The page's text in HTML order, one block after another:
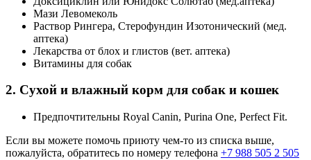
Мази Левомеколь
Раствор Рингера, Стерофундин Изотонический (мед.
аптека)
Лекарства от блох и глистов (вет. аптека)
Витамины для собак
2. Сухой и влажный корм для собак и кошек
Предпочтительны Royal Canin, Purina One, Perfect Fit.
Если вы можете помочь приюту чем-то из списка выше,
пожалуйста, обратитесь по номеру телефона +7 988 505 2 505